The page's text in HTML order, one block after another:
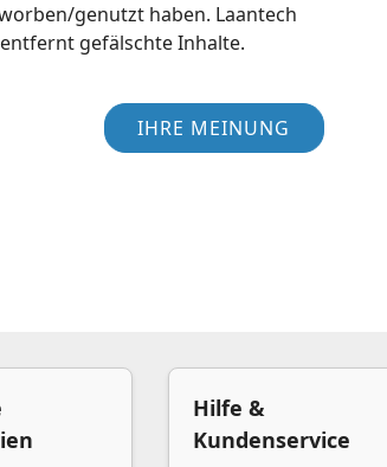
genutzt haben. Laantech
gefälschte Inhalte.
IHRE MEINUNG
Hilfe &
Kundenservice